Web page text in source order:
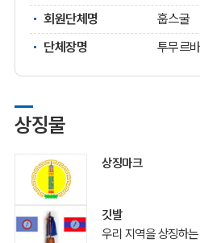
회원단체명
훕스굴
단체장명
투무르
상징물
상징마크
깃발
우리 지역을 상징하